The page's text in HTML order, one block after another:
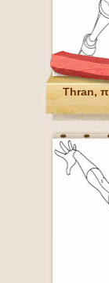
Thran,